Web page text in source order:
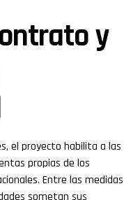
y
el proyecto habilita a las
propias de los
Entre las medidas
sometan sus